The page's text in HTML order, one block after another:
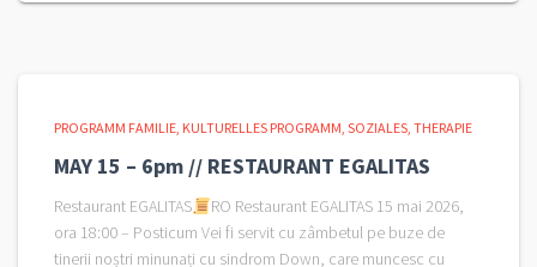
PROGRAMM FAMILIE KULTURELLES PROGRAMM SOZIALES THERAPIE
MAY 15 – 6pm // RESTAURANT EGALITAS
Restaurant EGALITAS
RO Restaurant EGALITAS 15 mai 2026,
ora 18:00 – Posticum Vei fi servit cu zâmbetul pe buze de
tinerii noștri minunați cu sindrom Down, care muncesc cu